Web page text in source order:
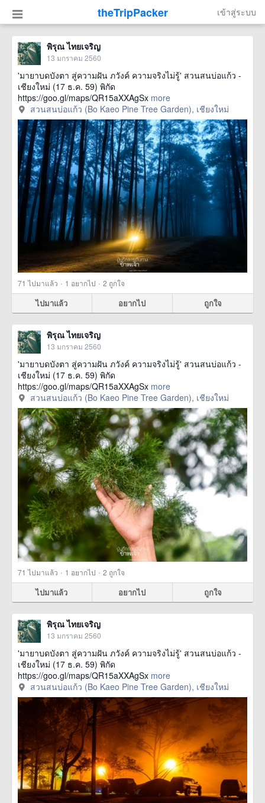
theTripPacker เข้าสู่ระบบ
พิรุณ ไทยเจริญ
13 มกราคม 2560
'มายาบดบังตา สู่ความฝัน ภวังค์ ความจริงไม่รู้' สวนสนบ่อแก้ว -
เชียงใหม่ (17 ธ.ค. 59) พิกัด
https://goo.gl/maps/QR15aXXAgSx more
สวนสนบ่อแก้ว (Bo Kaeo Pine Tree Garden), เชียงใหม่
71 ไปมาแล้ว · 1 อยากไป · 2 ถูกใจ
ไปมาแล้ว อยากไป ถูกใจ
พิรุณ ไทยเจริญ
13 มกราคม 2560
'มายาบดบังตา สู่ความฝัน ภวังค์ ความจริงไม่รู้' สวนสนบ่อแก้ว -
เชียงใหม่ (17 ธ.ค. 59) พิกัด
https://goo.gl/maps/QR15aXXAgSx more
สวนสนบ่อแก้ว (Bo Kaeo Pine Tree Garden), เชียงใหม่
71 ไปมาแล้ว · 1 อยากไป · 2 ถูกใจ
ไปมาแล้ว อยากไป ถูกใจ
พิรุณ ไทยเจริญ
13 มกราคม 2560
'มายาบดบังตา สู่ความฝัน ภวังค์ ความจริงไม่รู้' สวนสนบ่อแก้ว -
เชียงใหม่ (17 ธ.ค. 59) พิกัด
https://goo.gl/maps/QR15aXXAgSx more
สวนสนบ่อแก้ว (Bo Kaeo Pine Tree Garden), เชียงใหม่